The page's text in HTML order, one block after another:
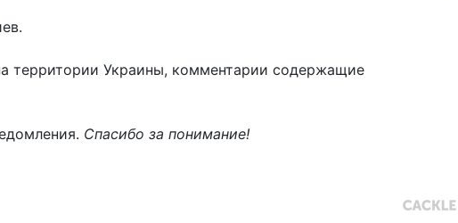
территории Украины, комментарии содержащие
Спасибо за понимание!